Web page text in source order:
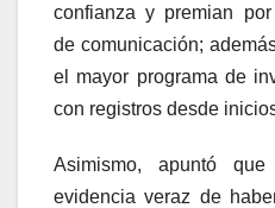
confianza y premian
de comunicación;
el mayor programa de
con registros desde
Asimismo, apuntó
evidencia veraz de